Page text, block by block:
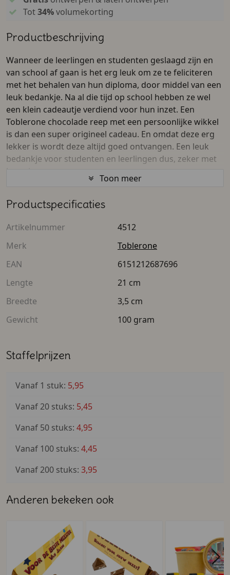
Tot34%volumekorting
Productbeschrijving
Wanneer de leerlingen en studenten geslaagd zijn en
van school af gaan is het erg leuk om ze te feliciteren
met het behalen van hun diploma, door middel van een
leuk bedankje. Na al die tijd op school hebben ze wel
een klein cadeautje verdiend voor hun inzet. Een
Toblerone chocolade reep met een persoonlijke wikkel
is dan een super origineel cadeau. En omdat deze erg
lekker is wordt deze altijd goed ontvangen. Een leuk
bedankje voor studenten en leerlingen dus, zeker met
hun eigen naam erop.
naar eigen wensen maken. Bijvoorbeeld met een
school of een leuke tekst als afscheid. Dit maakt het
eindejaars bedankje een leuk aandenken voor de
Deze Toblerone reep bevat 100 gram chocolade, met
gewaardeerd door iedereen. De meesters en juffen,
docenten en professoren zullen er ook wel eentje
het einde van het schooljaar voor leerlingen, de
Toon meer
Productspecificaties
Artikelnummer
4512
Merk
Toblerone
EAN
6151212687696
Lengte
21 cm
Breedte
3,5 cm
Gewicht
100 gram
Staffelprijzen
Vanaf 1 stuk: 5,95
Vanaf 20 stuks: 5,45
Vanaf 50 stuks: 4,95
Vanaf 100 stuks: 4,45
Vanaf 200 stuks: 3,95
Anderen bekeken ook